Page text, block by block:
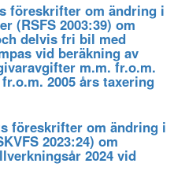
föreskrifter om ändring i
(RSFS 2003:39) om
delvis fri bil med
vid beräkning av
m.m. fr.o.m.
2005 års taxering
föreskrifter om ändring i
2023:24) om
2024 vid